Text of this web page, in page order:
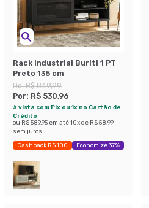
Rack Industrial Buriti 1 PT
Preto 135 cm
De:R$ 849,99
Por: R$ 530,96
à vista com Pix ou 1x no Cartão de
Crédito
ou R$ 589,95 em até10x de R$ 58,99
sem juros
Cashback R$ 100 Economize 37%